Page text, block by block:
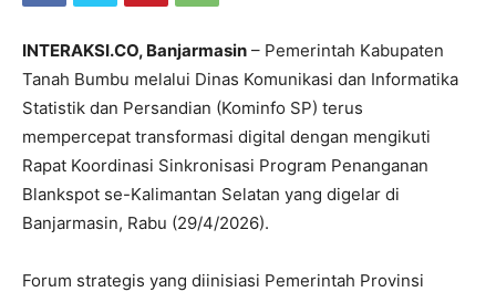
INTERAKSI.CO, Banjarmasin – Pemerintah Kabupaten
Tanah Bumbu melalui Dinas Komunikasi dan Informatika
Statistik dan Persandian (Kominfo SP) terus
mempercepat transformasi digital dengan mengikuti
Rapat Koordinasi Sinkronisasi Program Penanganan
Blankspot se-Kalimantan Selatan yang digelar di
Banjarmasin, Rabu (29/4/2026).
Forum strategis yang diinisiasi Pemerintah Provinsi